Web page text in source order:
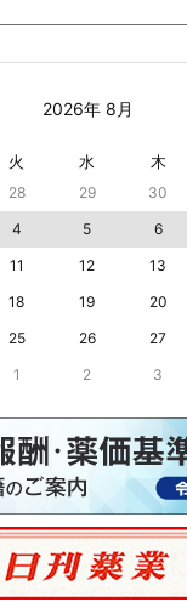
2026年 8月
火 水 木
28 29 30
4 5 6
11 12 13
18 19 20
25 26 27
1 2 3